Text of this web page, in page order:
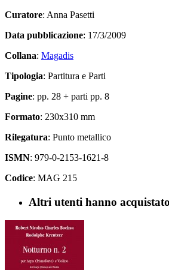
Curatore: Anna Pasetti
Data pubblicazione: 17/3/2009
Collana: Magadis
Tipologia: Partitura e Parti
Pagine: pp. 28 + parti pp. 8
Formato: 230x310 mm
Rilegatura: Punto metallico
ISMN: 979-0-2153-1621-8
Codice: MAG 215
Altri utenti hanno